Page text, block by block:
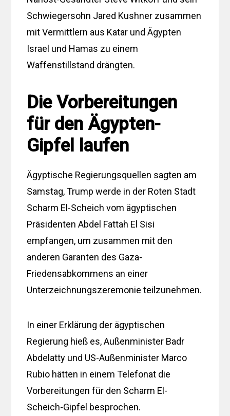
Schwiegersohn Jared Kushner zusammen
mit Vermittlern aus Katar und Ägypten
Israel und Hamas zu einem
Waffenstillstand drängten.
Die Vorbereitungen
für den Ägypten-
Gipfel laufen
Ägyptische Regierungsquellen sagten am
Samstag, Trump werde in der Roten Stadt
Scharm El-Scheich vom ägyptischen
Präsidenten Abdel Fattah El Sisi
empfangen, um zusammen mit den
anderen Garanten des Gaza-
Friedensabkommens an einer
Unterzeichnungszeremonie teilzunehmen.
In einer Erklärung der ägyptischen
Regierung hieß es, Außenminister Badr
Abdelatty und US-Außenminister Marco
Rubio hätten in einem Telefonat die
Vorbereitungen für den Scharm El-
Scheich-Gipfel besprochen.